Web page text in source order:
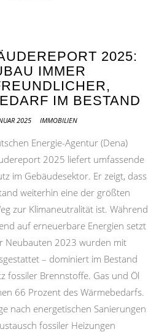
2025:
IMMER
IM BESTAND
2025 IMMOBILIEN
Energie-Agentur (Dena)
2025 liefert umfassende
im Gebäudesektor. Er zeigt, dass
weiterhin eine der größten
zur Klimaneutralität ist. Während
auf erneuerbare Energien setzt
Neubauten 2023 wurden mit
– dominiert im Bestand
fossiler Brennstoffe. Gas und Öl
66 Prozent des Wärmebedarfs.
nach energetischen Sanierungen
fossiler Heizungen